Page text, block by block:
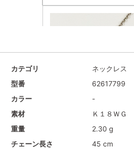
カテゴリ
ネックレス
型番
62617799
カラー
-
素材
Ｋ１８ＷＧ
重量
2.30 g
チェーン長さ
45 cm